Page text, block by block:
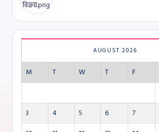
AUGUST 2026
M T W T F
3
4 5 6 7